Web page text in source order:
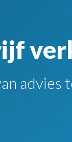
advies